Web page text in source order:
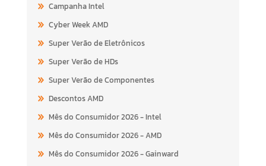
Campanha Intel
Cyber Week AMD
Super Verão de Eletrônicos
Super Verão de HDs
Super Verão de Componentes
Descontos AMD
Mês do Consumidor 2026 - Intel
Mês do Consumidor 2026 - AMD
Mês do Consumidor 2026 - Gainward